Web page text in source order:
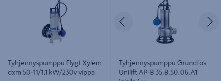
Tyhjennyspumppu Flygt Xylem
dxm 50-11/1,1 kW/230v vippa
Edellinen
Tyhjennyspumppu Grundfos
Unilift AP-B 35.B.50.06.A1